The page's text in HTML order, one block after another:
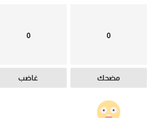
0
مضحك
0
غاضب